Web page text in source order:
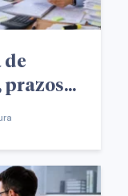
de
prazos...